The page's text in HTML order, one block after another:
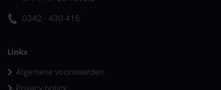
Telefoonnummer
0342 - 430 415
Links
Algemene voorwaarden